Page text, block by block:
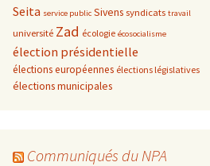
Seita service public Sivens syndicats travail
université Zad écologie écosocialisme
élection présidentielle
élections européennes élections législatives
élections municipales
Communiqués du NPA